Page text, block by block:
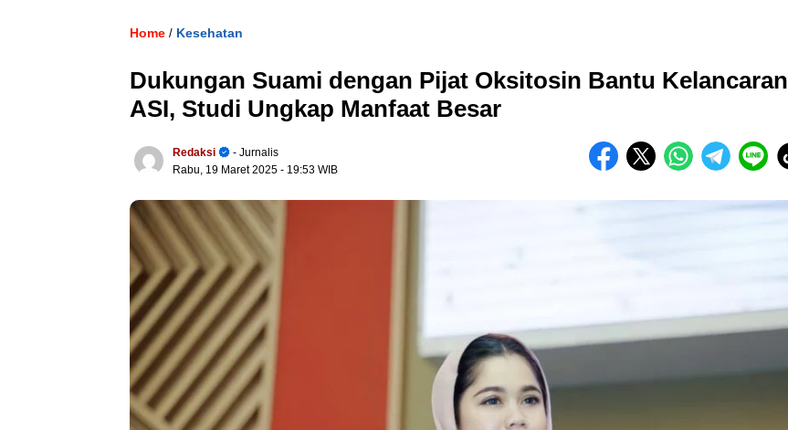
Home / Kesehatan
Dukungan Suami dengan Pijat Oksitosin Bantu Kelancaran
ASI, Studi Ungkap Manfaat Besar
Redaksi
- Jurnalis
Rabu, 19 Maret 2025 - 19:53 WIB